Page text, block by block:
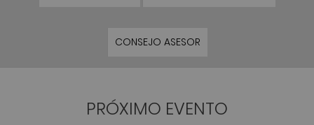
CONSEJO ASESOR
PRÓXIMO EVENTO